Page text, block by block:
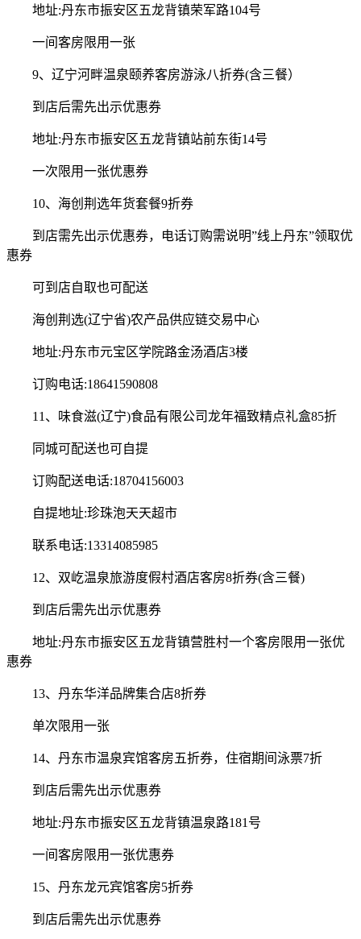
地址:丹东市振安区五龙背镇荣军路104号
一间客房限用一张
9、辽宁河畔温泉颐养客房游泳八折券(含三餐）
到店后需先出示优惠券
地址:丹东市振安区五龙背镇站前东街14号
一次限用一张优惠券
10、海创荆选年货套餐9折券
到店需先出示优惠券，电话订购需说明”线上丹东”领取优
惠券
可到店自取也可配送
海创荆选(辽宁省)农产品供应链交易中心
地址:丹东市元宝区学院路金汤酒店3楼
订购电话:18641590808
11、味食滋(辽宁)食品有限公司龙年福致精点礼盒85折
同城可配送也可自提
订购配送电话:18704156003
自提地址:珍珠泡天天超市
联系电话:13314085985
12、双屹温泉旅游度假村酒店客房8折券(含三餐)
到店后需先出示优惠券
地址:丹东市振安区五龙背镇营胜村一个客房限用一张优
惠券
13、丹东华洋品牌集合店8折券
单次限用一张
14、丹东市温泉宾馆客房五折券，住宿期间泳票7折
到店后需先出示优惠券
地址:丹东市振安区五龙背镇温泉路181号
一间客房限用一张优惠券
15、丹东龙元宾馆客房5折券
到店后需先出示优惠券